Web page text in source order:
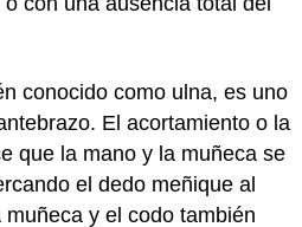
conocido como ulna, es uno
El acortamiento o la
que la mano y la muñeca se
el dedo meñique al
y el codo también